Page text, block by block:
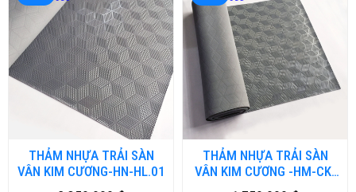
THẢM NHỰA TRẢI SÀN
VÂN KIM CƯƠNG-HN-HL.01
THẢM NHỰA TRẢI SÀN
VÂN KIM CƯƠNG -HM-CK-
01